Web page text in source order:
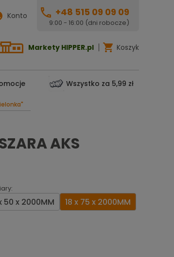
Konto +48 515 09 09 09
9:00 - 16:00 (dni robocze)
Markety HIPPER.pl Koszyk
Wszystko za 5,99 zł
AKS
50 x 2000MM 18 x 75 x 2000MM